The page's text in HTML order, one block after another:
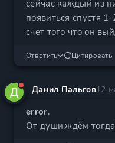
сейчас каждый из
появиться спустя
счет того что он
Ответить Цитировать
Д Данил Пальгов12
error,
От души,ждём